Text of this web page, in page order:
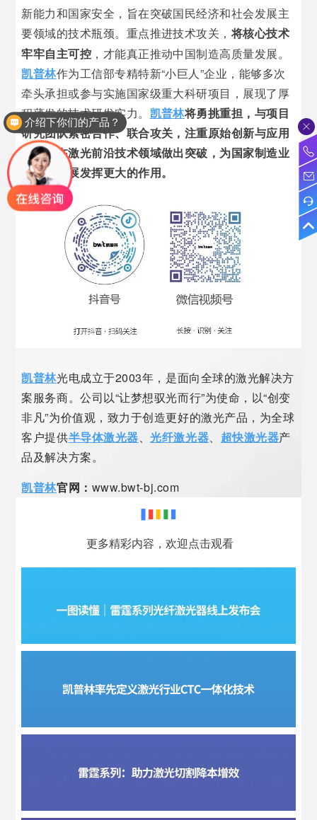
新能力和国家安全，旨在突破国民经济和社会发展主
要领域的技术瓶颈。
重点推进技术攻关，将核心技术
牢牢自主可控 ，才能真正推动中国制造高质量发展。
凯普林作为工信部专精特新“小巨人”企业，能够多次
牵头承担或参与实施国家级重大科研项目，展现了厚
积薄发的技术研发实力。 凯普林将勇挑重担，与项目
研究团队紧密合作、联合攻关，注重原始创新与应用
创新，在激光前沿技术领域做出突破， 为国家制造业
的创新发展发挥更大的作用。
凯普林光电成立于2003年，是面向全球的激光解决方
案服务商。公司以“让梦想驭光而行”为使命，以“创变
非凡”为价值观，致力于创造更好的激光产品，为全球
客户提供半导体激光器、光纤激光器、 超快激光器产
品及解决方案。
凯普林官网： www.bwt-bj.com
更多精彩内容，欢迎点击观看
介绍下你们的产品？
产品是怎么收费的呢？